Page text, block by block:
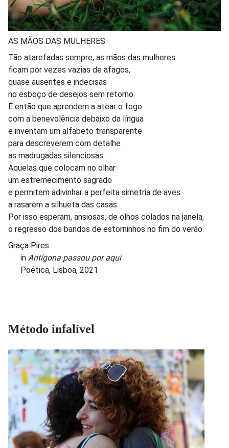
AS MÃOS DAS MULHERES
Tão atarefadas sempre, as mãos das mulheres
ficam por vezes vazias de afagos,
quase ausentes e indecisas
no esboço de desejos sem retorno.
É então que aprendem a atear o fogo
com a benevolência debaixo da língua
e inventam um alfabeto transparente
para descreverem com detalhe
as madrugadas silenciosas.
Aquelas que colocam no olhar
um estremecimento sagrado
e permitem adivinhar a perfeita simetria de aves
a rasarem a silhueta das casas.
Por isso esperam, ansiosas, de olhos colados na janela,
o regresso dos bandos de estorninhos no fim do verão.
Graça Pires
in Antígona passou por aqui
Poética, Lisboa, 2021
Método infalível